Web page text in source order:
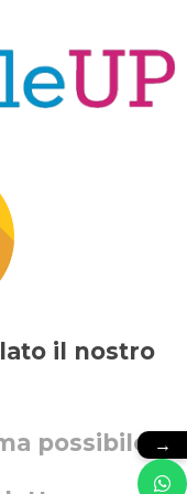
il nostro
possibile →